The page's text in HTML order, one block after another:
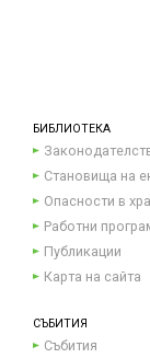
БИБЛИОТЕКА
Становища на
Опасности в
Работни
Публикации
Карта на сайта
СЪБИТИЯ
Събития